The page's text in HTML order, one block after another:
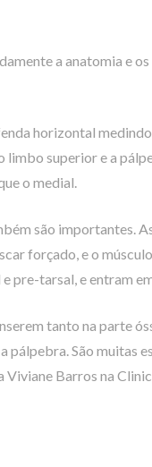
a anatomia e
horizontal
limbo superior e a
o medial.
são importantes.
forçado, e o
pre-tarsal, e entram
tanto na parte
São muitas
Barros na